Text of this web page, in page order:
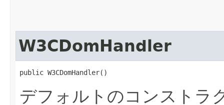
W3CDomHandler
public W3CDomHandler()
デフォルトのコンストラ